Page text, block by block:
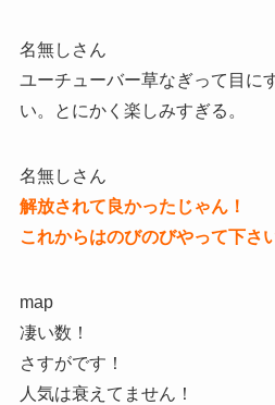
名無しさん
ユーチューバー草なぎって目に
い。とにかく楽しみすぎる。
名無しさん
解放されて良かったじゃん！
これからはのびのびやって下さ
map
凄い数！
さすがです！
人気は衰えてません！